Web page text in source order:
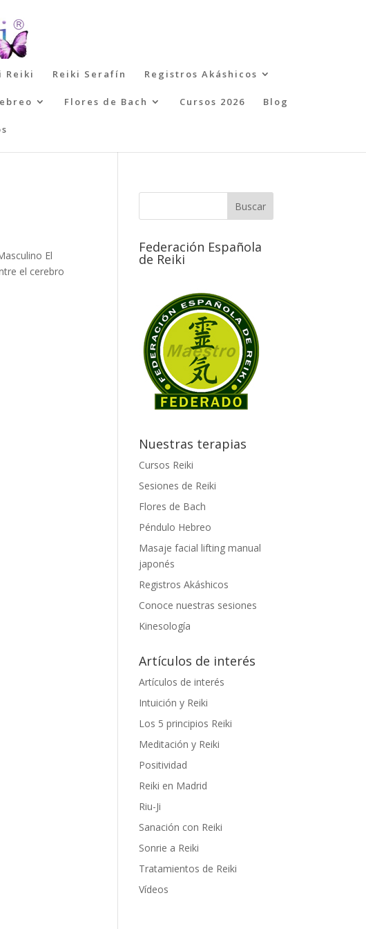
Reiki Reiki Serafín Registros Akáshicos
Flores de Bach Cursos 2026 Blog
El
el cerebro
Federación Española
de Reiki
Nuestras terapias
Cursos Reiki
Sesiones de Reiki
Flores de Bach
Péndulo Hebreo
Masaje facial lifting manual
japonés
Registros Akáshicos
Conoce nuestras sesiones
Kinesología
Artículos de interés
Artículos de interés
Intuición y Reiki
Los 5 principios Reiki
Meditación y Reiki
Positividad
Reiki en Madrid
Riu-Ji
Sanación con Reiki
Sonrie a Reiki
Tratamientos de Reiki
Vídeos